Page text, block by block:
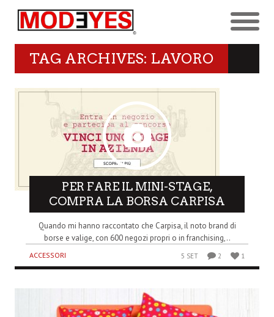
TAG ARCHIVES: LAVORO
PER FARE IL MINI-STAGE,
COMPRA LA BORSA CARPISA
Quando mi hanno raccontato che Carpisa, il noto brand di
borse e valige, con 600 negozi propri o in franchising,..
ACCESSORI 5 SET 2 1